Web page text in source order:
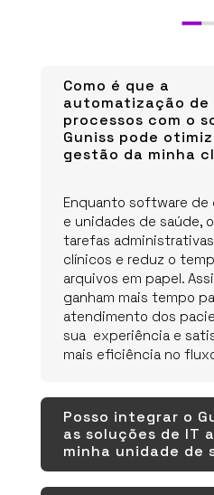
Como é que a
automatização de
processos com o
Guniss pode
gestão da minha
Enquanto software de
e unidades de saúde,
tarefas
clínicos e reduz o
arquivos em papel.
ganham mais tempo
atendimento dos
sua experiência e
mais eficiência no
Posso integrar o
as soluções de IT
minha unidade de